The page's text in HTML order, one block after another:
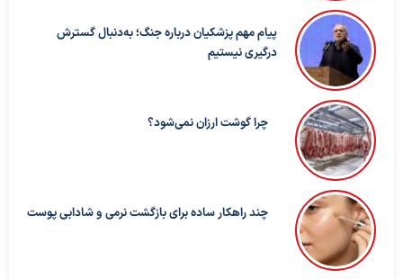
پیام مهم پزشکیان درباره جنگ؛ به‌دنبال گسترش
درگیری نیستیم
چرا گوشت ارزان نمی‌شود؟
چند راهکار ساده برای بازگشت نرمی و شادابی پوست